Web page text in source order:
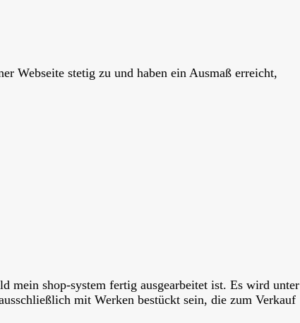
Webseite stetig zu und haben ein Ausmaß erreicht,
mein shop-system fertig ausgearbeitet ist. Es wird unter
mit Werken bestückt sein, die zum Verkauf